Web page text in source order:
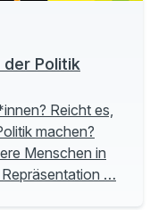
der Politik
Reicht es,
machen?
Menschen in
…